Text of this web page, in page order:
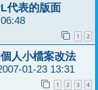
代表的版面
1 2
人小檔案改法
01-23 13:31
1 2 3 4